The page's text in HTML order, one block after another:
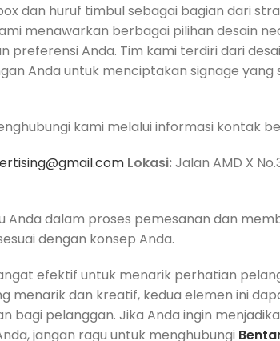
dan huruf timbul sebagai bagian dari
menawarkan berbagai pilihan desain
preferensi Anda. Tim kami terdiri dari
Anda untuk menciptakan signage yang
kami melalui informasi kontak
Lokasi:Jalan AMD X
Anda dalam proses pemesanan dan
dengan konsep Anda.
efektif untuk menarik perhatian
menarik dan kreatif, kedua elemen ini
pelanggan. Jika Anda ingin
jangan ragu untuk menghubungi